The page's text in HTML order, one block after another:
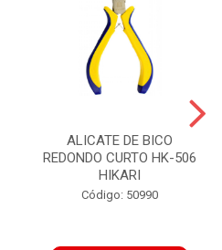
ALICATE DE BICO
REDONDO CURTO HK-506
HIKARI
Código: 50990